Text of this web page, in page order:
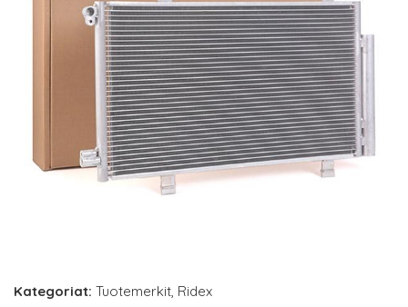
Kategoriat: Tuotemerkit, Ridex